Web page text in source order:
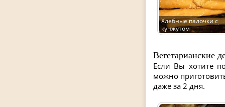
Хлебные палочки с
кунжутом
Вегетарианские
Если Вы хотите
можно
даже за 2 дня.